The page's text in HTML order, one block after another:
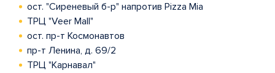
ост. "Сиреневый б-р" напротив Pizza Mia
ТРЦ "Veer Mall"
ост. пр-т Космонавтов
пр-т Ленина, д. 69/2
ТРЦ "Карнавал"